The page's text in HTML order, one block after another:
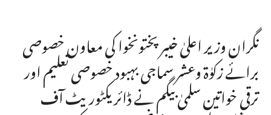
نگران وزیر اعلیٰ خیبر پختونخوا کی معاون خصوصی
برائے زکوٰۃ وعشر سماجی بہبود خصوصی تعلیم اور
ترقی خواتین سلمیٰ بیگم نے ڈائریکٹوریٹ آف